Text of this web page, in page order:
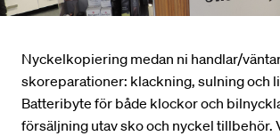
Nyckelkopiering medan ni handlar/
skoreparationer: klackning, sulning och
Batteribyte för både klockor och
försäljning utav sko och nyckel tillbehör.